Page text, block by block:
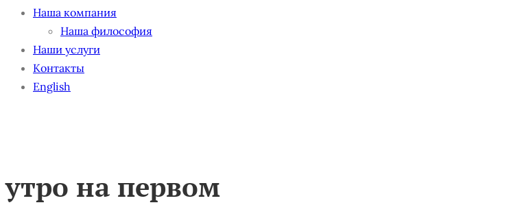
Наша компания
Наша философия
Наши услуги
Контакты
English
утро на первом